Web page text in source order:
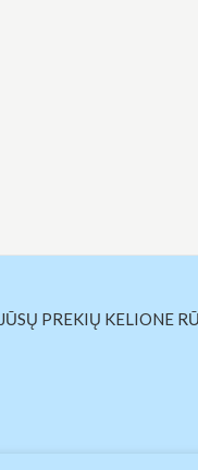
JŪSŲ PREKIŲ KELIONE